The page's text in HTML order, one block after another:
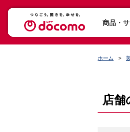
商品・
ホーム
店舗